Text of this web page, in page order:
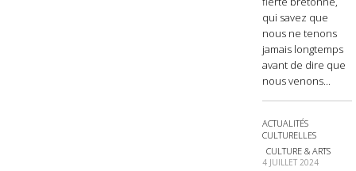
qui savez que
nous ne tenons
jamais longtemps
avant de dire que
nous venons...
ACTUALITÉS
CULTURELLES
CULTURE & ARTS
4 JUILLET 2024